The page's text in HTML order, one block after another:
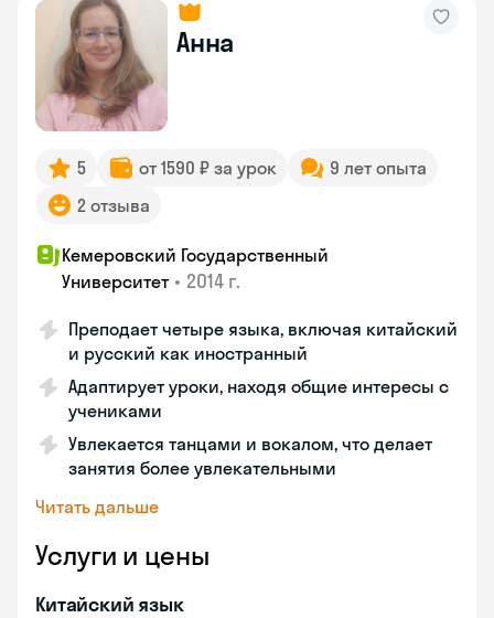
Анна
5 от 1590 ₽ за урок
9 лет опыта
2 отзыва
Кемеровский Государственный
Университет • 2014 г.
Преподает четыре языка, включая китайский
и русский как иностранный
Адаптирует уроки, находя общие интересы с
учениками
Увлекается танцами и вокалом, что делает
занятия более увлекательными
Читать дальше
Услуги и цены
Китайский язык